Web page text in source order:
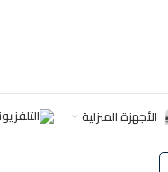
الأجهزة المنزلية